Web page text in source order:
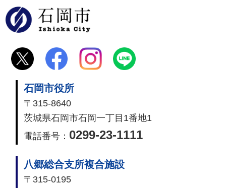
石岡市役所
〒315-8640
茨城県石岡市石岡一丁目1番地1
電話番号： 0299-23-1111
八郷総合支所複合施設
〒315-0195